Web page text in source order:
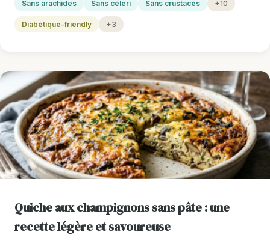
Sans arachides Sans céleri Sans crustacés +10
Diabétique-friendly +3
Quiche aux champignons sans pâte : une
recette légère et savoureuse